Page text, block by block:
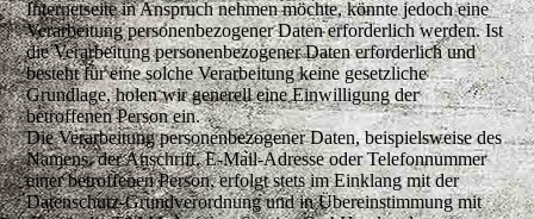
Internetseite in Anspruch nehmen möchte, könnte jedoch eine
Verarbeitung personenbezogener Daten erforderlich werden. Ist
die Verarbeitung personenbezogener Daten erforderlich und
besteht für eine solche Verarbeitung keine gesetzliche
Grundlage, holen wir generell eine Einwilligung der
betroffenen Person ein.
Die Verarbeitung personenbezogener Daten, beispielsweise des
Namens, der Anschrift, E-Mail-Adresse oder Telefonnummer
einer betroffenen Person, erfolgt stets im Einklang mit der
Datenschutz-Grundverordnung und in Übereinstimmung mit